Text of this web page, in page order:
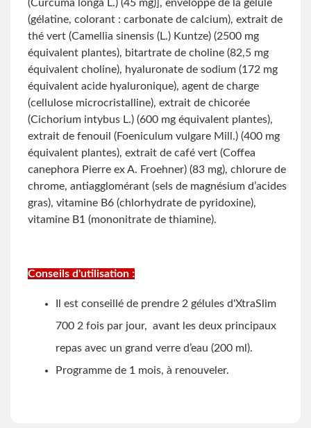
(Curcuma longa L.) (45 mg)], enveloppe de la gélule
(gélatine, colorant : carbonate de calcium), extrait de
thé vert (Camellia sinensis (L.) Kuntze) (2500 mg
équivalent plantes), bitartrate de choline (82,5 mg
équivalent choline), hyaluronate de sodium (172 mg
équivalent acide hyaluronique), agent de charge
(cellulose microcristalline), extrait de chicorée
(Cichorium intybus L.) (600 mg équivalent plantes),
extrait de fenouil (Foeniculum vulgare Mill.) (400 mg
équivalent plantes), extrait de café vert (Coffea
canephora Pierre ex A. Froehner) (83 mg), chlorure de
chrome, antiagglomérant (sels de magnésium d’acides
gras), vitamine B6 (chlorhydrate de pyridoxine),
vitamine B1 (mononitrate de thiamine).
Conseils d'utilisation :
Il est conseillé de prendre 2 gélules d'XtraSlim
700 2 fois par jour, avant les deux principaux
repas avec un grand verre d’eau (200 ml).
Programme de 1 mois, à renouveler.